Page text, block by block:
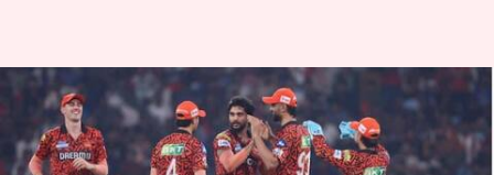
SRH vs RCB: ఆర్సిబి కి షాక్ .. 42
పరుగుల తేడాతో సన్‌రైజర్స్
హైదరాబాద్ గెలుపు